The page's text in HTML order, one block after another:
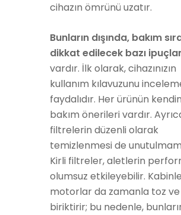
cihazın ömrünü uzatır.
Bunların dışında, bakım
dikkat edilecek bazı
vardır. İlk olarak, cihazınızın
kullanım kılavuzunu
faydalıdır. Her ürünün
bakım önerileri vardır.
filtrelerin düzenli olarak
temizlenmesi de
Kirli filtreler, aletlerin
olumsuz etkileyebilir.
motorlar da zamanla toz
biriktirir; bu nedenle,